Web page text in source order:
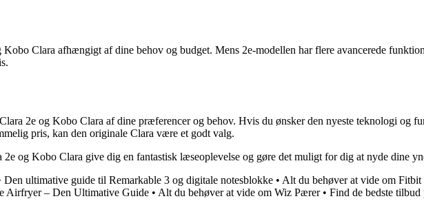
Clara afhængigt af dine behov og budget. Mens 2e-modellen har flere avancerede
2e og Kobo Clara af dine præferencer og behov. Hvis du ønsker den nyeste teknologi og
pris, kan den originale Clara være et godt valg.
og Kobo Clara give dig en fantastisk læseoplevelse og gøre det muligt for dig at nyde dine
Den ultimative guide til Remarkable 3 og digitale notesblokke • Alt du behøver at vide om Fitbit
Airfryer – Den Ultimative Guide • Alt du behøver at vide om Wiz Pærer• Find de bedste